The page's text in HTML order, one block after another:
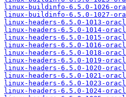
linux-buildinfo-6.5.0-1026-
linux-buildinfo-6.5.0-1027-
linux-headers-6.5.0-1013-
linux-headers-6.5.0-1014-
linux-headers-6.5.0-1015-
linux-headers-6.5.0-1016-
linux-headers-6.5.0-1018-
linux-headers-6.5.0-1019-
linux-headers-6.5.0-1020-
linux-headers-6.5.0-1021-
linux-headers-6.5.0-1023-
linux-headers-6.5.0-1024-